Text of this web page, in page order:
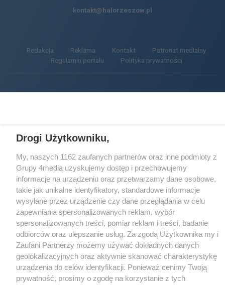
kontakt@halorzeszow.pl
Redakcja Reklama Kontakt
Patronat medialny
Regulamin portalu
Polityka prywatności
CMS portalu przygotowany przez
24.56%
Drogi Użytkowniku,
My, naszych 1162 zaufanych partnerów oraz inne podmioty z
Grupy 4media uzyskujemy dostęp i przechowujemy
informacje na urządzeniu oraz przetwarzamy dane osobowe,
takie jak unikalne identyfikatory, standardowe informacje
wysyłane przez urządzenie czy dane przeglądania w celu
zapewniania spersonalizowanych reklam, wybór
spersonalizowanych treści, pomiar reklam i treści, badanie
odbiorców oraz ulepszanie usług. Za zgodą Użytkownika my i
Zaufani Partnerzy możemy używać dokładnych danych
geolokalizacyjnych oraz aktywnie skanować charakterystykę
urządzenia do celów identyfikacji. Ponieważ cenimy Twoją
prywatność, prosimy o zgodę na korzystanie z tych